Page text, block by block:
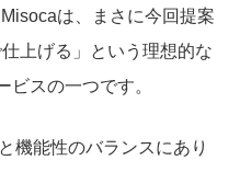
は、まさに今回提案
上げる」という理想的な
ビスの一つです。
機能性のバランスにあり